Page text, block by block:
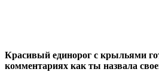
Красивый единорог с крыльями
комментариях как ты назвала